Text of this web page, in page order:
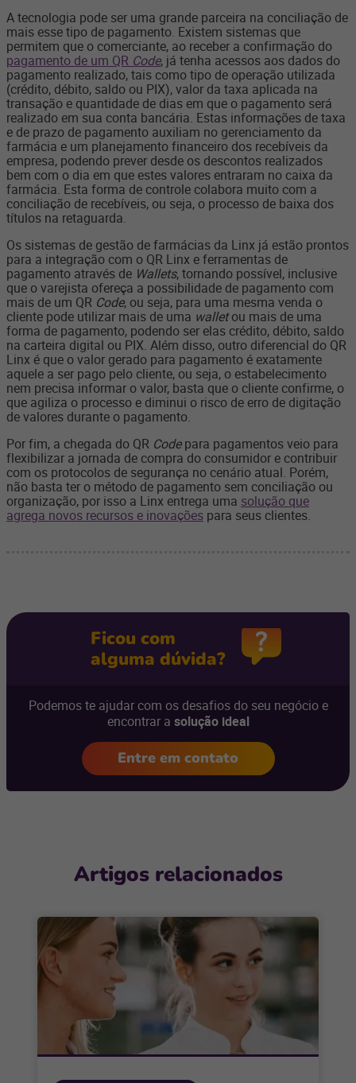
A tecnologia pode ser uma grande parceira na conciliação de
mais esse tipo de pagamento. Existem sistemas que
permitem que o comerciante, ao receber a confirmação do
pagamento de um QR Code, já tenha acessos aos dados do
pagamento realizado, tais como tipo de operação utilizada
(crédito, débito, saldo ou PIX), valor da taxa aplicada na
transação e quantidade de dias em que o pagamento será
realizado em sua conta bancária. Estas informações de taxa
e de prazo de pagamento auxiliam no gerenciamento da
farmácia e um planejamento financeiro dos recebíveis da
empresa, podendo prever desde os descontos realizados
bem com o dia em que estes valores entraram no caixa da
farmácia. Esta forma de controle colabora muito com a
conciliação de recebíveis, ou seja, o processo de baixa dos
títulos na retaguarda.
Os sistemas de gestão de farmácias da Linx já estão prontos
para a integração com o QR Linx e ferramentas de
pagamento através de Wallets, tornando possível, inclusive
que o varejista ofereça a possibilidade de pagamento com
mais de um QR Code, ou seja, para uma mesma venda o
cliente pode utilizar mais de uma walletou mais de uma
forma de pagamento, podendo ser elas crédito, débito, saldo
na carteira digital ou PIX. Além disso, outro diferencial do QR
Linx é que o valor gerado para pagamento é exatamente
aquele a ser pago pelo cliente, ou seja, o estabelecimento
nem precisa informar o valor, basta que o cliente confirme, o
que agiliza o processo e diminui o risco de erro de digitação
de valores durante o pagamento.
Por fim, a chegada do QR Codepara pagamentos veio para
flexibilizar a jornada de compra do consumidor e contribuir
com os protocolos de segurança no cenário atual. Porém,
não basta ter o método de pagamento sem conciliação ou
organização, por isso a Linx entrega uma solução que
agrega novos recursos e inovações para seus clientes.
Ficou com
alguma dúvida?
Podemos te ajudar com os desafios do seu negócio e
encontrar a solução ideal
Entre em contato
Artigos relacionados